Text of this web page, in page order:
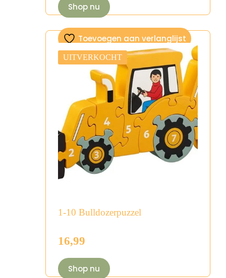
Shop nu
Toevoegen aan verlanglijst
UITVERKOCHT
1-10 Bulldozerpuzzel
16,99
Shop nu